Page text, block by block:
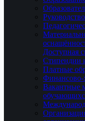
Руководство
Доступная
Стипендии
Платные
Финансово-
Вакантные